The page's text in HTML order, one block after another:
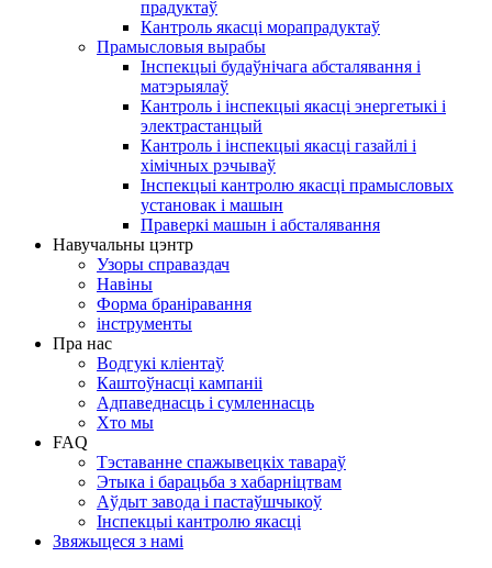
прадуктаў
Кантроль якасці морапрадуктаў
Прамысловыя вырабы
Інспекцыі будаўнічага абсталявання і
матэрыялаў
Кантроль і інспекцыі якасці энергетыкі і
электрастанцый
Кантроль і інспекцыі якасці газайлі і
хімічных рэчываў
Інспекцыі кантролю якасці прамысловых
установак і машын
Праверкі машын і абсталявання
Навучальны цэнтр
Узоры справаздач
Навіны
Форма браніравання
інструменты
Пра нас
Водгукі кліентаў
Каштоўнасці кампаніі
Адпаведнасць і сумленнасць
Хто мы
FAQ
Тэставанне спажывецкіх тавараў
Этыка і барацьба з хабарніцтвам
Аўдыт завода і пастаўшчыкоў
Інспекцыі кантролю якасці
Звяжыцеся з намі